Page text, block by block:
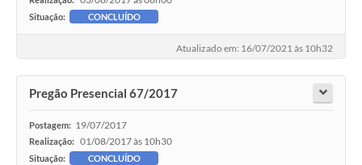
Situação: CONCLUÍDO
Atualizado em: 16/07/2021 às 10h32
Pregão Presencial 67/2017
Postagem: 19/07/2017
Realização: 01/08/2017 às 10h30
Situação: CONCLUÍDO